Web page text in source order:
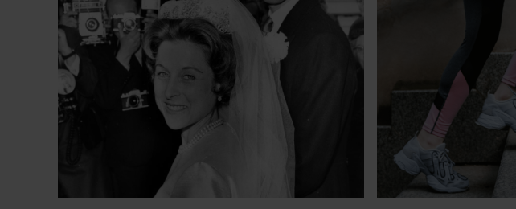
teleurstelling. Volgens hen is Jan Smit de
afgelopen jaren steeds moeilijker bereikbaar
geworden en gunt hij de media nauwelijks nog
interviews.